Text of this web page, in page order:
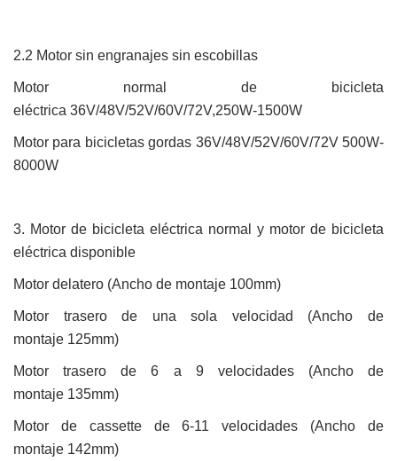
2.2 Motor sin engranajes sin escobillas
Motor normal de bicicleta
eléctrica 36V/48V/52V/60V/72V,250W-1500W
Motor para bicicletasgordas 36V/48V/52V/60V/72V 500W-
8000W
3. Motor de bicicleta eléctrica normal y motor de bicicleta
eléctrica disponible
Motor delatero (Ancho de montaje 100mm)
Motor trasero de una sola velocidad (Ancho de
montaje 125mm)
Motor trasero de 6 a 9 velocidades (Ancho de
montaje 135mm)
Motor de cassette de 6-11 velocidades (Ancho de
montaje 142mm)